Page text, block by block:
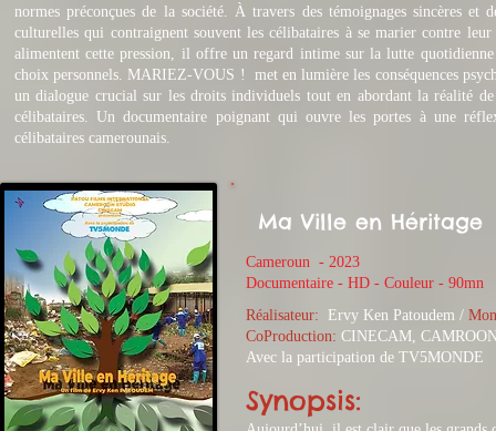
normes préconçues de la société. À travers des témoignages sincères
culturelles qui contraignent souvent les célibataires à se marier contre
alimentent cette pression, il offre un regard intime sur la lutte
choix personnels. MARIEZ-VOUS ! met en lumière les conséquences
un dialogue crucial sur les droits individuels tout en abordant la réalité
célibataires. Un documentaire poignant qui ouvre les portes à une
célibataires camerounais.
Ma Ville en Héritage
Cameroun - 2023
​Documentaire - HD - Couleur - 90mn
Réalisateur:
Ervy Ken Patoudem /
CoProduction: CINECAM,
Avec la participation de TV5MONDE
Synopsis: